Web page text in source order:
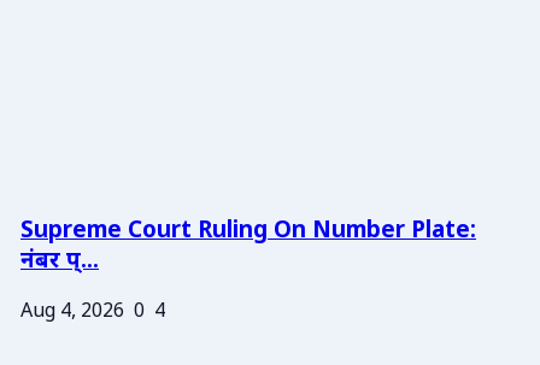
Supreme Court Ruling On Number Plate:
नंबर प्...
Aug 4, 2026 0 4